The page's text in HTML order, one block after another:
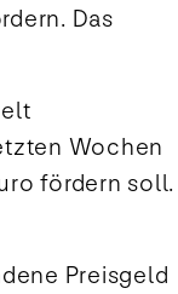
Das
Wochen
fördern soll.
Preisgeld